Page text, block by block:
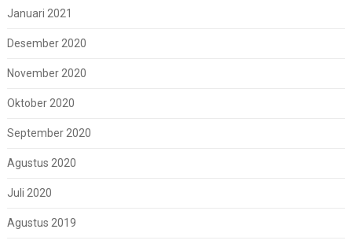
Januari 2021
Desember 2020
November 2020
Oktober 2020
September 2020
Agustus 2020
Juli 2020
Agustus 2019